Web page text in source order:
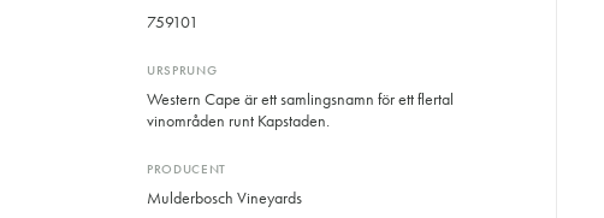
759101
URSPRUNG
Western Cape är ett samlingsnamn för ett flertal
vinområden runt Kapstaden.
PRODUCENT
Mulderbosch Vineyards